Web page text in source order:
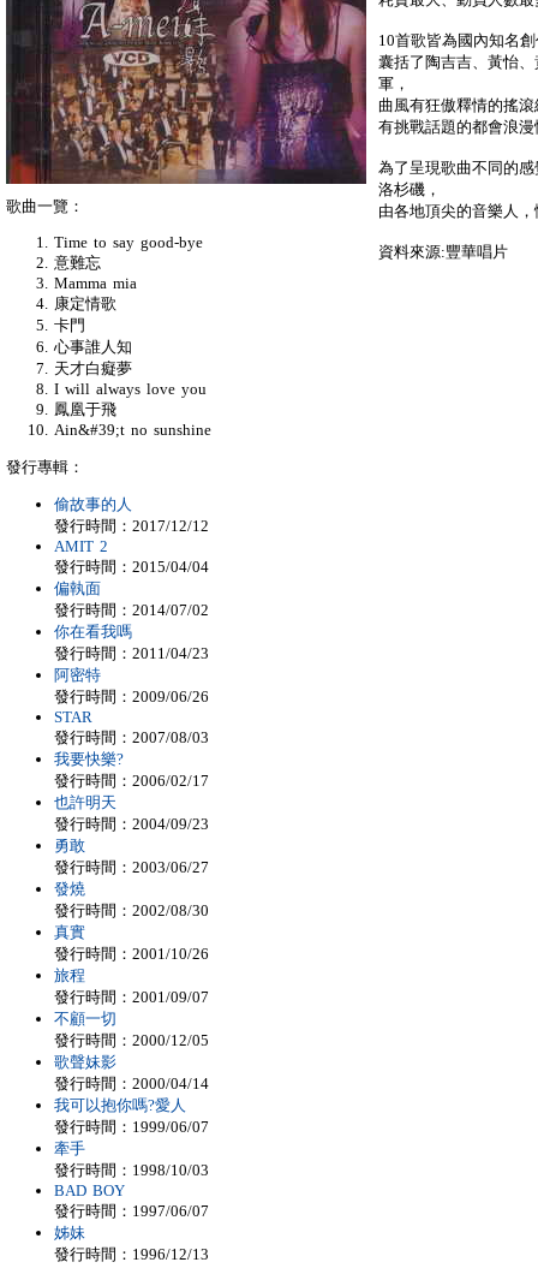
10首歌皆為國內知名
囊括了陶吉吉、黃怡
軍，
曲風有狂傲釋情的搖
有挑戰話題的都會浪
為了呈現歌曲不同的
洛杉磯，
由各地頂尖的音樂人
資料來源:豐華唱片
歌曲一覽：
Time to say good-bye
意難忘
Mamma mia
康定情歌
卡門
心事誰人知
天才白癡夢
I will always love you
鳳凰于飛
Ain&#39;t no sunshine
發行專輯：
偷故事的人
發行時間：2017/12/12
AMIT 2
發行時間：2015/04/04
偏執面
發行時間：2014/07/02
你在看我嗎
發行時間：2011/04/23
阿密特
發行時間：2009/06/26
STAR
發行時間：2007/08/03
我要快樂?
發行時間：2006/02/17
也許明天
發行時間：2004/09/23
勇敢
發行時間：2003/06/27
發燒
發行時間：2002/08/30
真實
發行時間：2001/10/26
旅程
發行時間：2001/09/07
不顧一切
發行時間：2000/12/05
歌聲妹影
發行時間：2000/04/14
我可以抱你嗎?愛人
發行時間：1999/06/07
牽手
發行時間：1998/10/03
BAD BOY
發行時間：1997/06/07
姊妹
發行時間：1996/12/13